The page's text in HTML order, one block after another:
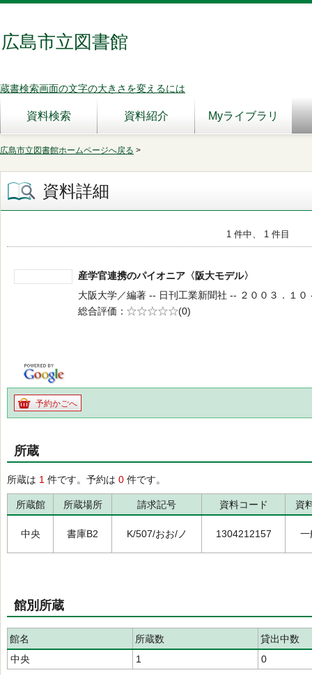
広島市立図書館
蔵書検索画面の文字の大きさを変えるには
資料検索 資料紹介 Myライブラリ
広島市立図書館ホームページへ戻る >
資料詳細
1 件中、 1 件目
産学官連携のパイオニア〈阪大モデル〉
大阪大学／編著 -- 日刊工業新聞社 -- ２００３．１０
総合評価
5段階評価
(0)
予約かごへ
所蔵
所蔵は 1 件です。予約は 0 件です。
所蔵館 所蔵場所 請求記号 資料コード 資
中央 書庫B2 K/507/おお/ノ 1304212157 一
館別所蔵
館名 所蔵数
貸出中数
中央
1 0